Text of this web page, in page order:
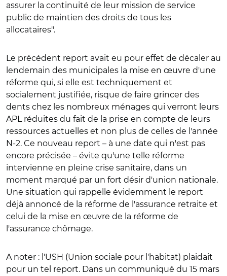
assurer la continuité de leur mission de service
public de maintien des droits de tous les
allocataires".
Le précédent report avait eu pour effet de décaler au
lendemain des municipales la mise en œuvre d'une
réforme qui, si elle est techniquement et
socialement justifiée, risque de faire grincer des
dents chez les nombreux ménages qui verront leurs
APL réduites du fait de la prise en compte de leurs
ressources actuelles et non plus de celles de l'année
N-2. Ce nouveau report – à une date qui n'est pas
encore précisée – évite qu'une telle réforme
intervienne en pleine crise sanitaire, dans un
moment marqué par un fort désir d'union nationale.
Une situation qui rappelle évidemment le report
déjà annoncé de la réforme de l'assurance retraite et
celui de la mise en œuvre de la réforme de
l'assurance chômage.
A noter : l'USH (Union sociale pour l'habitat) plaidait
pour un tel report. Dans un communiqué du 15 mars